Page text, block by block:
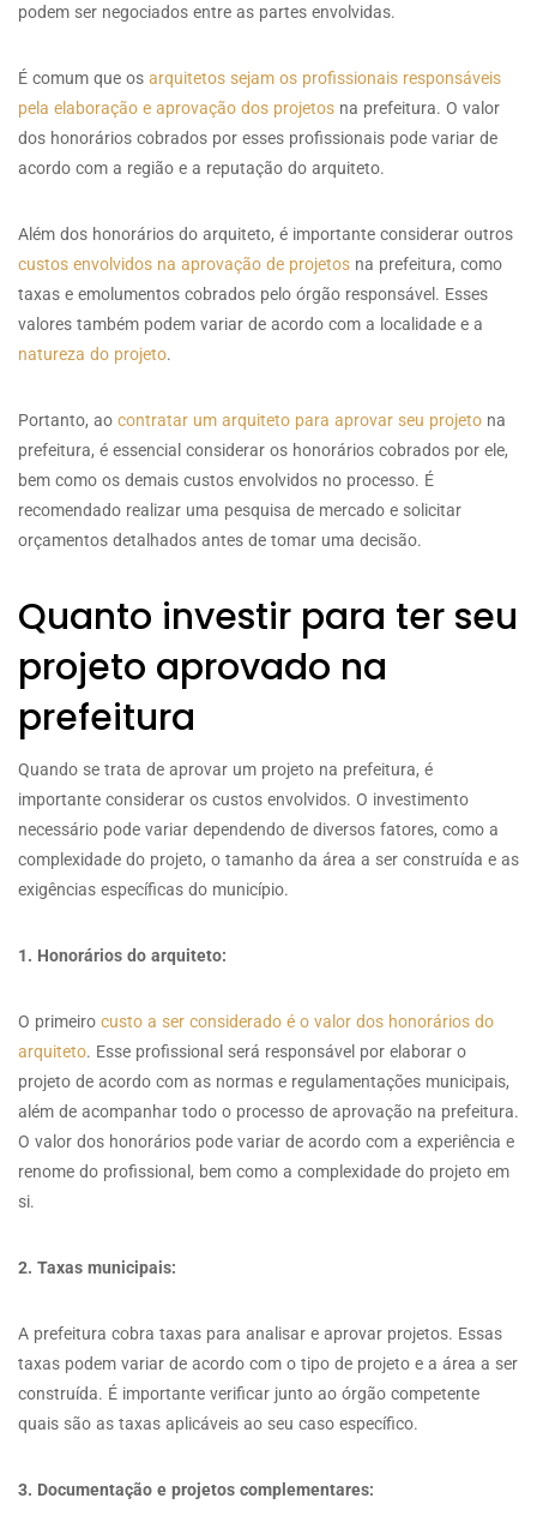
podem ser negociados entre as partes envolvidas.
É comum que os arquitetos sejam os profissionais responsáveis
pela elaboração e aprovação dos projetos na prefeitura. O valor
dos honorários cobrados por esses profissionais pode variar de
acordo com a região e a reputação do arquiteto.
Além dos honorários do arquiteto, é importante considerar outros
custos envolvidos na aprovação de projetos na prefeitura, como
taxas e emolumentos cobrados pelo órgão responsável. Esses
valores também podem variar de acordo com a localidade e a
natureza do projeto.
Portanto, ao contratar um arquiteto para aprovar seu projeto na
prefeitura, é essencial considerar os honorários cobrados por ele,
bem como os demais custos envolvidos no processo. É
recomendado realizar uma pesquisa de mercado e solicitar
orçamentos detalhados antes de tomar uma decisão.
Quanto investir para ter seu
projeto aprovado na
prefeitura
Quando se trata de aprovar um projeto na prefeitura, é
importante considerar os custos envolvidos. O investimento
necessário pode variar dependendo de diversos fatores, como a
complexidade do projeto, o tamanho da área a ser construída e as
exigências específicas do município.
1. Honorários do arquiteto:
O primeiro custo a ser considerado é o valor dos honorários do
arquiteto. Esse profissional será responsável por elaborar o
projeto de acordo com as normas e regulamentações municipais,
além de acompanhar todo o processo de aprovação na prefeitura.
O valor dos honorários pode variar de acordo com a experiência e
renome do profissional, bem como a complexidade do projeto em
si.
2. Taxas municipais:
A prefeitura cobra taxas para analisar e aprovar projetos. Essas
taxas podem variar de acordo com o tipo de projeto e a área a ser
construída. É importante verificar junto ao órgão competente
quais são as taxas aplicáveis ao seu caso específico.
3. Documentação e projetos complementares: